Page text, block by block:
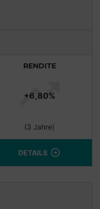
RENDITE
+6,80%
(3 Jahre)
DETAILS